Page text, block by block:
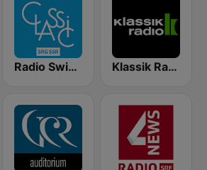
Radio Swiss Classic EN Klassik Radio Schweiz